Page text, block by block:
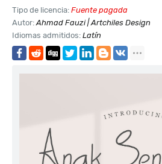
Tipo de licencia: Fuente pagada
Autor:Ahmad Fauzi | Artchiles Design
Idiomas admitidos: Latín